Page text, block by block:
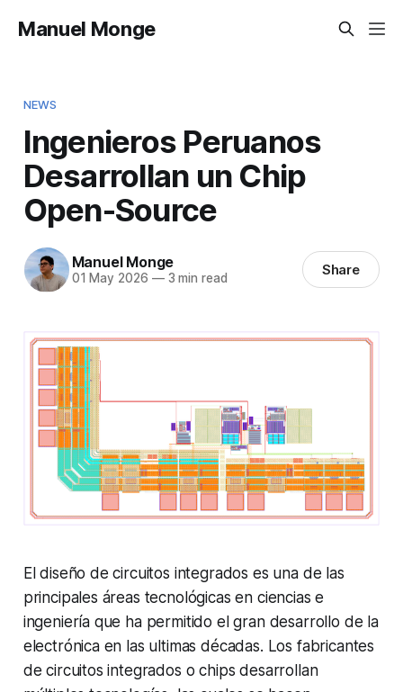
Manuel Monge
NEWS
Ingenieros Peruanos
Desarrollan un Chip
Open-Source
Manuel Monge
01 May 2026 —3 min read Share
El diseño de circuitos integrados es una de las
principales áreas tecnológicas en ciencias e
ingeniería que ha permitido el gran desarrollo de la
electrónica en las ultimas décadas. Los fabricantes
de circuitos integrados o chips desarrollan